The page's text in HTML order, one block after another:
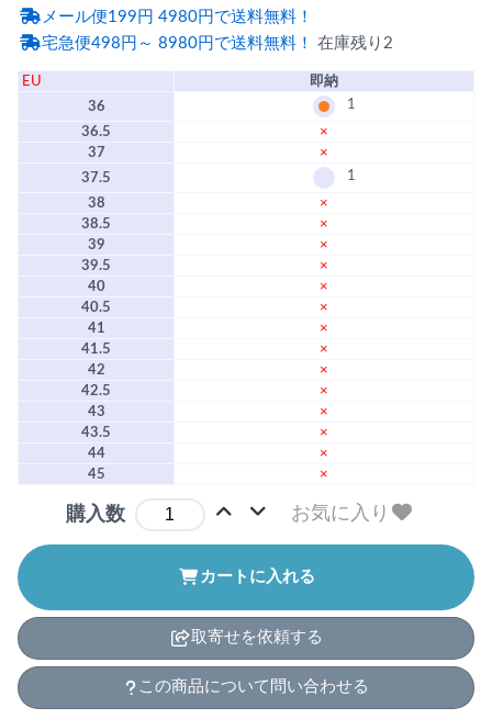
メール便199円 4980円で送料無料！
宅急便498円～ 8980円で送料無料！ 在庫残り2
EU
即納
36
1
36.5
×
37
×
37.5
1
38
×
38.5
×
39
×
39.5
×
40
×
40.5
×
41
×
41.5
×
42
×
42.5
×
43
×
43.5
×
44
×
45
×
購入数 お気に入り
カートに入れる
取寄せを依頼する
この商品について問い合わせる